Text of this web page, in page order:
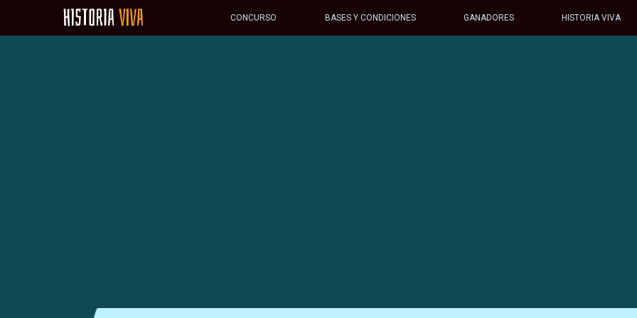
CONCURSO BASES Y CONDICIONES GANADORES HISTORIA VIVA